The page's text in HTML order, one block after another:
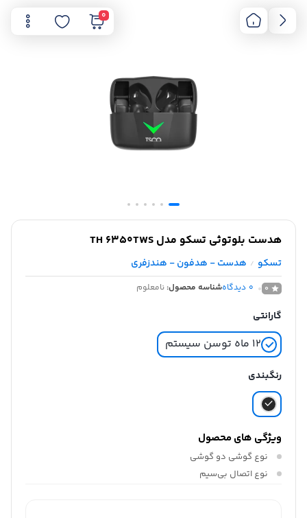
0
هدست بلوتوثی تسکو مدل TH 6350TWS
تسکو / هدست - هدفون - هندزفری
0
0 دیدگاهشناسه محصول: نامعلوم
گارانتی
۱۲ ماه توسن سیستم
رنگبندی
ویژگی های محصول
نوع گوشی دو گوشی
نوع اتصال بی‌سیم